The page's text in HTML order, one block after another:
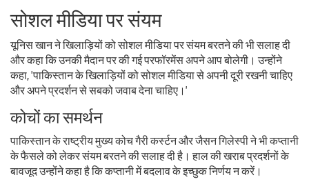
सोशल मीडिया पर संयम
यूनिस खान ने खिलाड़ियों को सोशल मीडिया पर संयम बरतने की भी सलाह दी
और कहा कि उनकी मैदान पर की गई परफॉरमेंस अपने आप बोलेगी। उन्होंने
कहा, 'पाकिस्तान के खिलाड़ियों को सोशल मीडिया से अपनी दूरी रखनी चाहिए
और अपने प्रदर्शन से सबको जवाब देना चाहिए।'
कोचों का समर्थन
पाकिस्तान के राष्ट्रीय मुख्य कोच गैरी कर्स्टन और जैसन गिलेस्पी ने भी कप्तानी
के फैसले को लेकर संयम बरतने की सलाह दी है। हाल की खराब प्रदर्शनों के
बावजूद उन्होंने कहा है कि कप्तानी में बदलाव के इच्छुक निर्णय न करें।